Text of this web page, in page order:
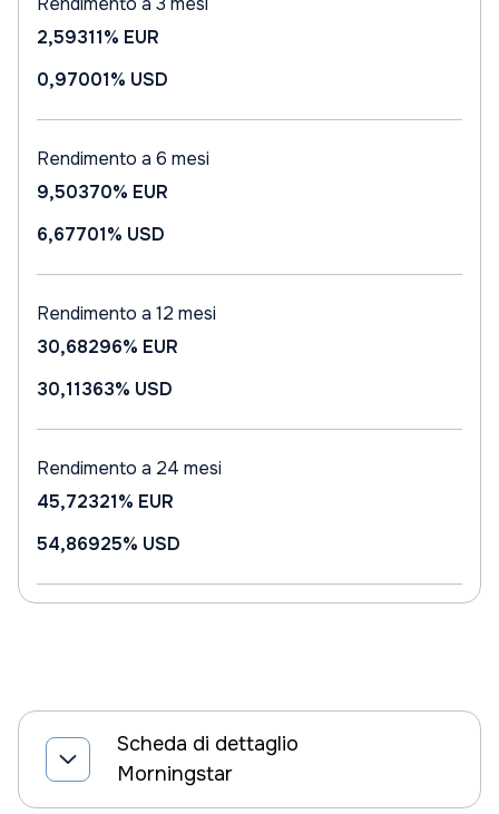
2,59311% EUR
0,97001% USD
Rendimento a 6 mesi
9,50370% EUR
6,67701% USD
Rendimento a 12 mesi
30,68296% EUR
30,11363% USD
Rendimento a 24 mesi
45,72321% EUR
54,86925% USD
Scheda di dettaglio
Morningstar